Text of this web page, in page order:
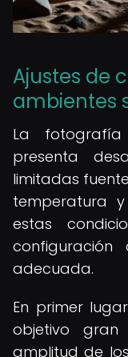
Ajustes de
ambientes
La fotografía
presenta
limitadas
temperatura
estas
adecuada.
En primer
objetivo
amplitud de